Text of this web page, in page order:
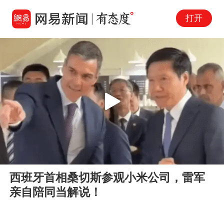
打开
00:00 00:27
Play
西班牙首相桑切斯参观小米公司，雷军
亲自陪同当解说！